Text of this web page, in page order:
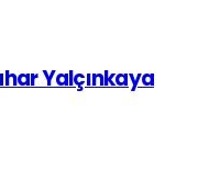
Yalçınkaya